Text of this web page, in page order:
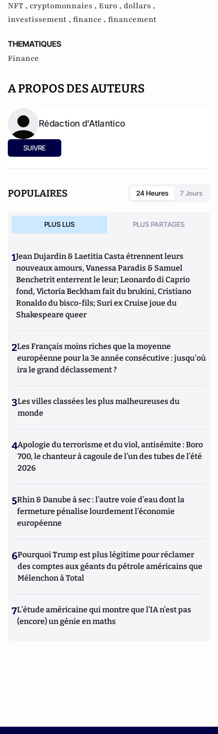
NFT , cryptomonnaies , Euro , dollars ,
investissement , finance , financement
THEMATIQUES
Finance
A PROPOS DES AUTEURS
Rédaction d'Atlantico
SUIVRE
POPULAIRES 24 Heures 7 Jours
PLUS LUS PLUS PARTAGES
1Jean Dujardin & Laetitia Casta étrennent leurs
nouveaux amours, Vanessa Paradis & Samuel
Benchetrit enterrent le leur; Leonardo di Caprio
fond, Victoria Beckham fait du brukini, Cristiano
Ronaldo du bisco-fils; Suri ex Cruise joue du
Shakespeare queer
2Les Français moins riches que la moyenne
européenne pour la 3e année consécutive : jusqu'où
ira le grand déclassement ?
3Les villes classées les plus malheureuses du
monde
4Apologie du terrorisme et du viol, antisémite : Boro
700, le chanteur à cagoule de l’un des tubes de l’été
2026
5Rhin & Danube à sec : l’autre voie d’eau dont la
fermeture pénalise lourdement l’économie
européenne
6Pourquoi Trump est plus légitime pour réclamer
des comptes aux géants du pétrole américains que
Mélenchon à Total
7L’étude américaine qui montre que l’IA n’est pas
(encore) un génie en maths